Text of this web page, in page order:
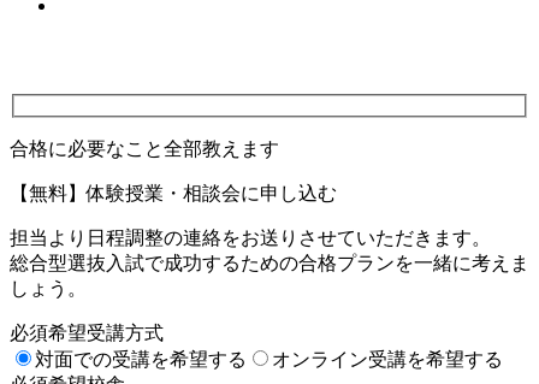
合格に必要なこと全部教えます
【無料】体験授業・相談会に申し込む
担当より日程調整の連絡をお送りさせていただきます。
総合型選抜入試で成功するための合格プランを一緒に考えま
しょう。
必須希望受講方式
対面での受講を希望する
オンライン受講を希望する